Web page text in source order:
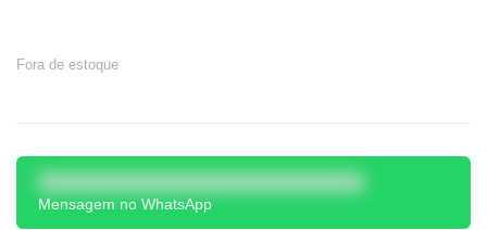
Fora de estoque
Mensagem no WhatsApp